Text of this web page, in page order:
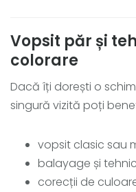
Vopsit păr și
colorare
Dacă îți dorești o
singură vizită poți
vopsit clasic sau
balayage și
corecții de